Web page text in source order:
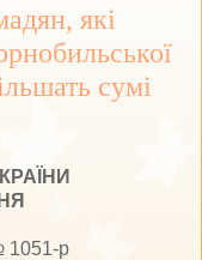
які
сумі
1051-р